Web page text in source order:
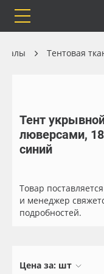
Каталог
Orafol
Бренды
Доставка
Весь каталог
Рулонные материалы
Самоклеящиеся
Листовые материалы
Тентовая
Тент
люверсами,
синий
Товар
и менеджер
подробностей.
Цена за: шт